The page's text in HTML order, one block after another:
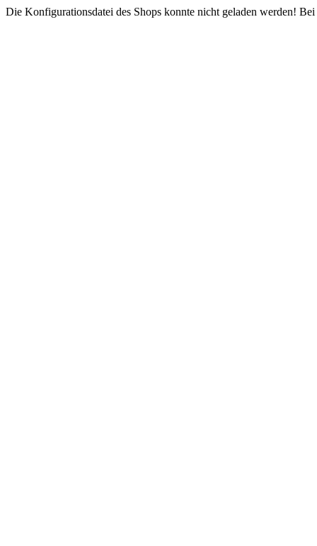
Die Konfigurationsdatei des Shops konnte nicht geladen werden!